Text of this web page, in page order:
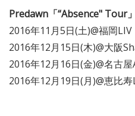
Predawn「“Absence" Tour」
2016年11月5日(土)@福岡LIV
2016年12月15日(木)@大阪
2016年12月16日(金)@名古屋
2016年12月19日(月)@恵比